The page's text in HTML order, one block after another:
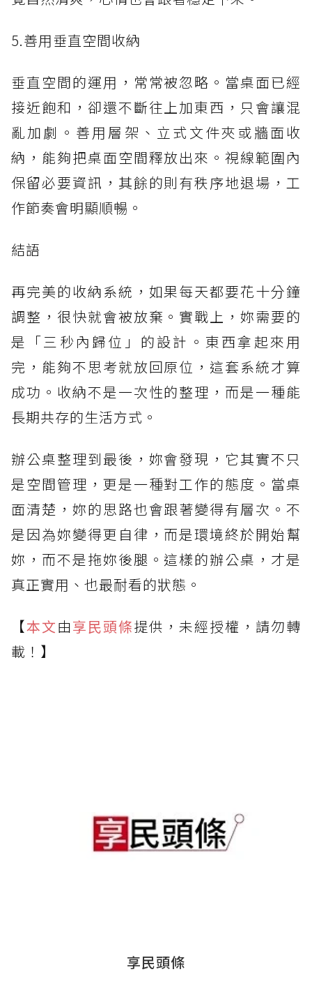
5.善用垂直空間收納
垂直空間的運用，常常被忽略。當桌面已經
接近飽和，卻還不斷往上加東西，只會讓混
亂加劇。善用層架、立式文件夾或牆面收
納，能夠把桌面空間釋放出來。視線範圍內
保留必要資訊，其餘的則有秩序地退場，工
作節奏會明顯順暢。
結語
再完美的收納系統，如果每天都要花十分鐘
調整，很快就會被放棄。實戰上，妳需要的
是「三秒內歸位」的設計。東西拿起來用
完，能夠不思考就放回原位，這套系統才算
成功。收納不是一次性的整理，而是一種能
長期共存的生活方式。
辦公桌整理到最後，妳會發現，它其實不只
是空間管理，更是一種對工作的態度。當桌
面清楚，妳的思路也會跟著變得有層次。不
是因為妳變得更自律，而是環境終於開始幫
妳，而不是拖妳後腿。這樣的辦公桌，才是
真正實用、也最耐看的狀態。
【本文由享民頭條提供，未經授權，請勿轉
載！】
享民頭條